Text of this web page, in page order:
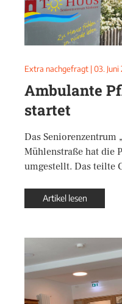
Extra nachgefragt | 03. Juni
Ambulante
startet
Das Seniorenzentrum
Mühlenstraße hat die
umgestellt. Das teilte
Artikel lesen